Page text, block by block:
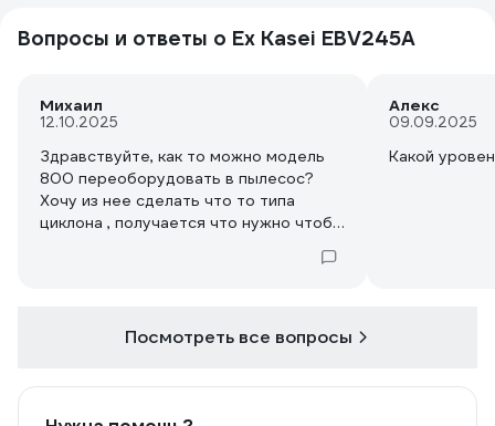
камней и прочих предметов - они
разрушат пластиковую крыльчатку.
очищайте крыльчатку от налипших
остатков травы.
в режиме воздуходувки отличная, а в
режиме пылесоса
удовлетворительная.
По итогу это последняя по значимости
Вопросы и ответы о Ex Kasei EBV245A
Михаил
12.10.2025
Здравствуйте, как то можно модель
800 переоборудовать в пылесос?
Хочу из нее сделать что то типа
циклона , получается что нужно чтоб
Алекс
09.09.2025
Какой
Посмотреть все вопросы